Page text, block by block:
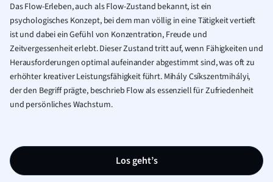
Das Flow-Erleben, auch als Flow-Zustand bekannt, ist ein
psychologisches Konzept, bei dem man völlig in eine Tätigkeit vertieft
ist und dabei ein Gefühl von Konzentration, Freude und
Zeitvergessenheit erlebt. Dieser Zustand tritt auf, wenn Fähigkeiten und
Herausforderungen optimal aufeinander abgestimmt sind, was oft zu
erhöhter kreativer Leistungsfähigkeit führt. Mihály Csíkszentmihályi,
der den Begriff prägte, beschrieb Flow als essenziell für Zufriedenheit
und persönliches Wachstum.
Los geht’s